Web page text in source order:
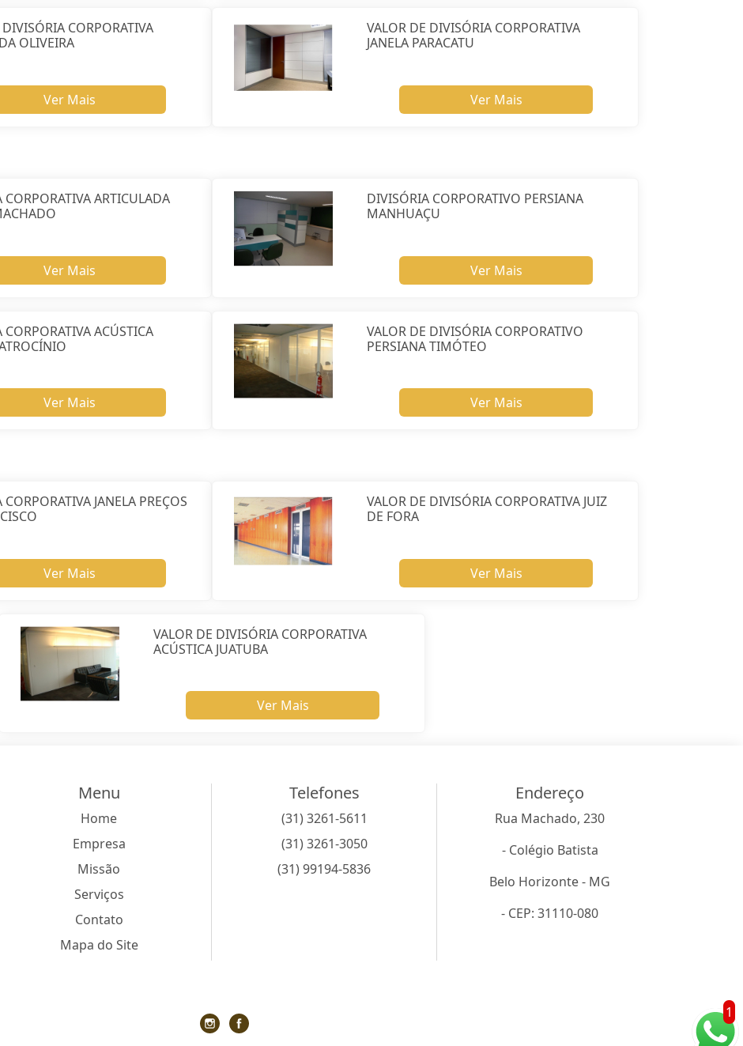
CORPORATIVA
OLIVEIRA
Ver Mais
VALOR DE DIVISÓRIA CORPORATIVA
JANELA PARACATU
Ver Mais
CORPORATIVA ARTICULADA
Ver Mais
DIVISÓRIA CORPORATIVO PERSIANA
MANHUAÇU
Ver Mais
ACÚSTICA
Ver Mais
VALOR DE DIVISÓRIA CORPORATIVO
PERSIANA TIMÓTEO
Ver Mais
JANELA PREÇOS
Ver Mais
VALOR DE DIVISÓRIA CORPORATIVA JUIZ
DE FORA
Ver Mais
VALOR DE DIVISÓRIA CORPORATIVA
ACÚSTICA JUATUBA
Ver Mais
Menu
Home
Empresa
Missão
Serviços
Contato
Mapa do Site
Telefones
(31) 3261-5611
(31) 3261-3050
(31) 99194-5836
Endereço
Rua Machado, 230
- Colégio Batista
Belo Horizonte - MG
- CEP: 31110-080
1